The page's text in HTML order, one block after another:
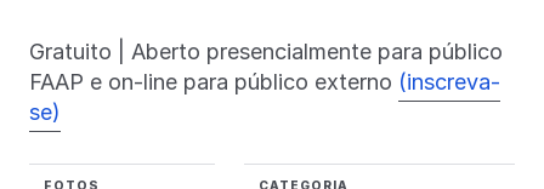
Gratuito | Aberto presencialmente para público
FAAP e on-line para público externo (inscreva-
se)
FOTOS CATEGORIA